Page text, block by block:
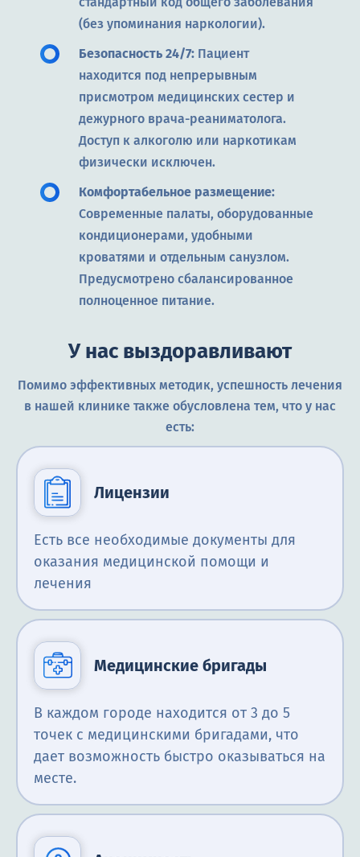
(без упоминания наркологии).
Безопасность 24/7: Пациент
находится под непрерывным
присмотром медицинских сестер и
дежурного врача-реаниматолога.
Доступ к алкоголю или наркотикам
физически исключен.
Комфортабельное размещение:
Современные палаты, оборудованные
кондиционерами, удобными
кроватями и отдельным санузлом.
Предусмотрено сбалансированное
полноценное питание.
У нас выздоравливают
Помимо эффективных методик, успешность лечения
в нашей клинике также обусловлена тем, что у нас
есть:
Лицензии
Есть все необходимые документы для
оказания медицинской помощи и
лечения
Медицинские бригады
В каждом городе находится от 3 до 5
точек с медицинскими бригадами, что
дает возможность быстро оказываться на
месте.